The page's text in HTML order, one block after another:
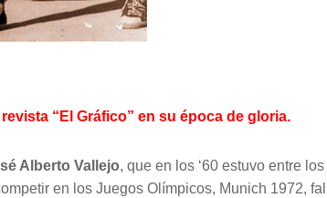
“El Gráfico” en su época de gloria.
Alberto Vallejo, que en los ‘60 estuvo entre
en los Juegos Olímpicos, Munich 1972,